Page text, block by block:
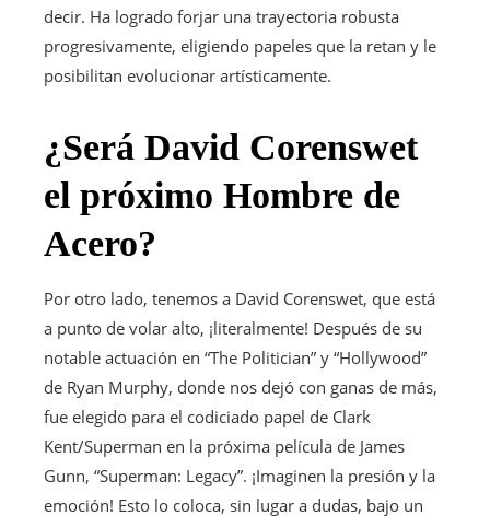
decir. Ha logrado forjar una trayectoria robusta
progresivamente, eligiendo papeles que la retan y le
posibilitan evolucionar artísticamente.
¿Será David Corenswet
el próximo Hombre de
Acero?
Por otro lado, tenemos a David Corenswet, que está
a punto de volar alto, ¡literalmente! Después de su
notable actuación en “The Politician” y “Hollywood”
de Ryan Murphy, donde nos dejó con ganas de más,
fue elegido para el codiciado papel de Clark
Kent/Superman en la próxima película de James
Gunn, “Superman: Legacy”. ¡Imaginen la presión y la
emoción! Esto lo coloca, sin lugar a dudas, bajo un